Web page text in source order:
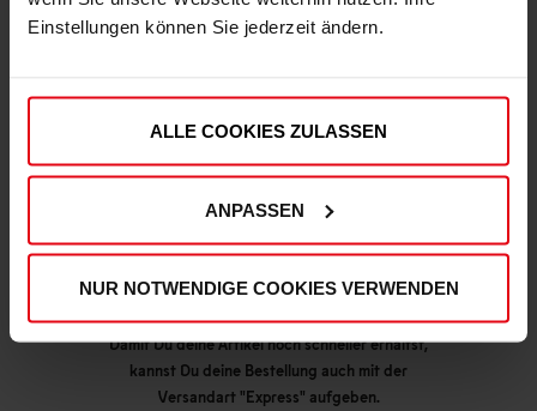
Einstellungen können Sie jederzeit ändern.
ALLE COOKIES ZULASSEN
ANPASSEN
NUR NOTWENDIGE COOKIES VERWENDEN
Damit Du deine Artikel noch schneller erhältst,
kannst Du deine Bestellung auch mit der
Versandart "Express" aufgeben.